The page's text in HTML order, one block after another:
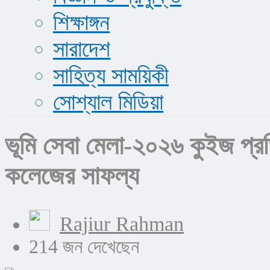
শিক্ষাঙ্গন
সারাদেশ
সাহিত্য সাময়িকী
সোশ্যাল মিডিয়া
ভূমি সেবা মেলা-২০২৬ কুইজ
কলেজের সাফল্য
Rajiur Rahman
214 জন দেখেছেন